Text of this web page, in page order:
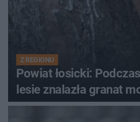
Z REGIONU
Powiat łosicki:
lesie znalazła